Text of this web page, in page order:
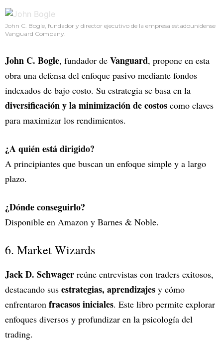
John C. Bogle, fundador y director ejecutivo de la empresa estadounidense
Vanguard Company.
John C. Bogle, fundador de Vanguard, propone en esta
obra una defensa del enfoque pasivo mediante fondos
indexados de bajo costo. Su estrategia se basa en la
diversificación y la minimización de costos como claves
para maximizar los rendimientos.
¿A quién está dirigido?
A principiantes que buscan un enfoque simple y a largo
plazo.
¿Dónde conseguirlo?
Disponible en Amazon y Barnes & Noble.
6. Market Wizards
Jack D. Schwager reúne entrevistas con traders exitosos,
destacando sus estrategias, aprendizajes y cómo
enfrentaron fracasos iniciales. Este libro permite explorar
enfoques diversos y profundizar en la psicología del
trading.